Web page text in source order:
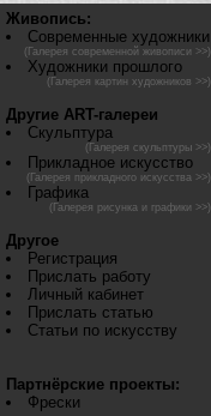
Живопись:
Современные художники
(Галерея современной живописи >>)
Художники прошлого
(Галерея картин художников >>)
Другие ART-галереи
Скульптура
(Галерея скульптуры >>)
Прикладное искусство
(Галерея прикладного искусства >>)
Графика
(Галерея рисунка и графики >>)
Другое
Регистрация
Прислать работу
Личный кабинет
Прислать статью
Статьи по искусству
Партнёрские проекты:
Фрески